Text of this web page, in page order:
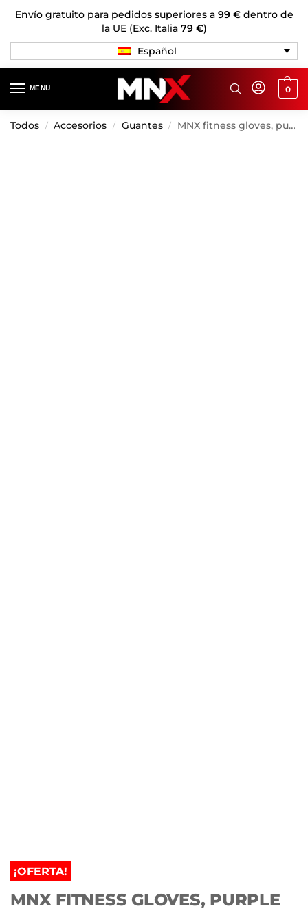
Envío gratuito para pedidos superiores a 99 €dentro de
la UE (Exc. Italia 79 €)
Español
MENU 0
Todos / Accesorios / Guantes / MNX fitness gloves, purple
¡OFERTA!
MNX FITNESS GLOVES, PURPLE